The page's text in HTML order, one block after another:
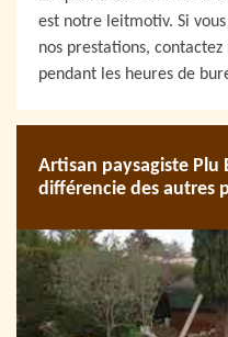
est notre leitmotiv. Si
nos prestations,
pendant les heures de
Artisan paysagiste Plu
différencie des autres